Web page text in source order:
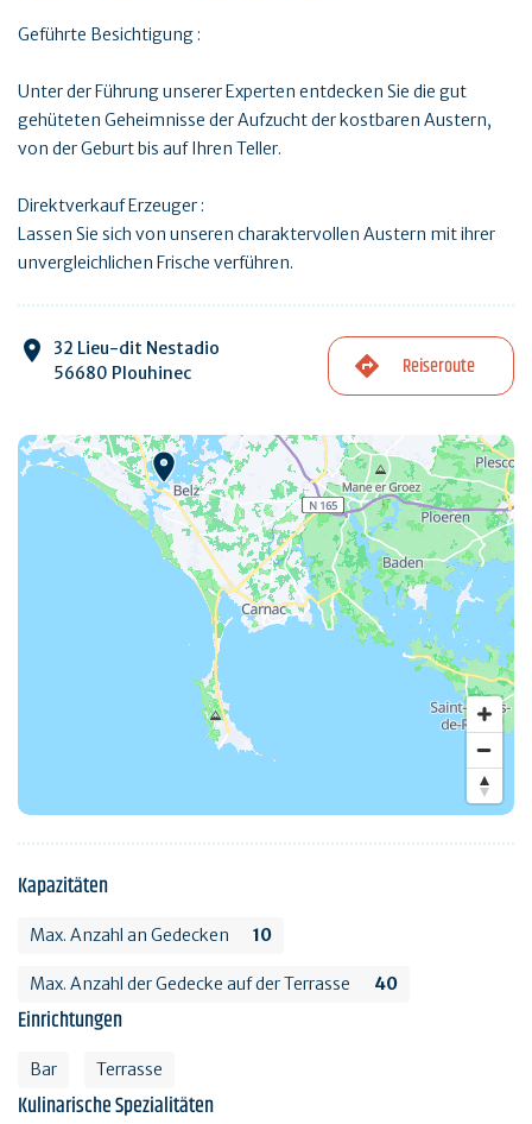
Geführte Besichtigung :
Unter der Führung unserer Experten entdecken Sie die gut
gehüteten Geheimnisse der Aufzucht der kostbaren Austern,
von der Geburt bis auf Ihren Teller.
Direktverkauf Erzeuger :
Lassen Sie sich von unseren charaktervollen Austern mit ihrer
unvergleichlichen Frische verführen.
32 Lieu-dit Nestadio
56680 Plouhinec
Reiseroute
Kapazitäten
Max. Anzahl an Gedecken 10
Max. Anzahl der Gedecke auf der Terrasse 40
Einrichtungen
Bar Terrasse
Kulinarische Spezialitäten